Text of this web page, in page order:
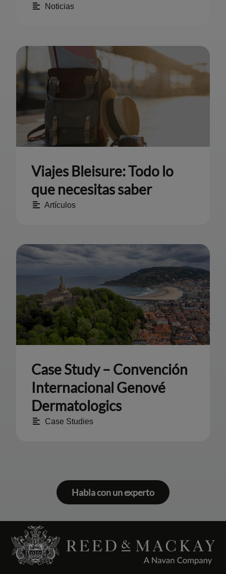
Noticias
Viajes Bleisure: Todo lo
que necesitas saber
Artículos
Case Study – Convención
Internacional Genové
Dermatologics
Case Studies
Habla con un experto